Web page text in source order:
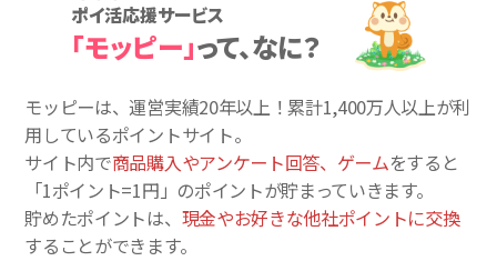
ポイ活応援サービス
「モッピー」って、なに？
モッピーは、運営実績20年以上！累計1,400万人以上が利
用しているポイントサイト。
サイト内で商品購入やアンケート回答、ゲームをすると
「1ポイント=1円」のポイントが貯まっていきます。
貯めたポイントは、 現金やお好きな他社ポイントに交換
することができます。